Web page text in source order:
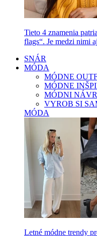
Tieto 4 znamenia
flags“. Je medzi nimi
SNÁR
MÓDA
MÓDNE
MÓDNE
MÓDNI
VYROB SI
MÓDA
Letné módne trendy